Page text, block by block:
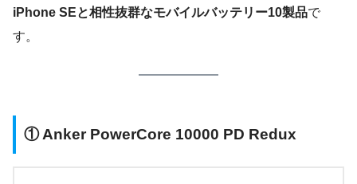
iPhone SEと相性抜群なモバイルバッテリー10製品で
す。
①Anker PowerCore 10000 PD Redux